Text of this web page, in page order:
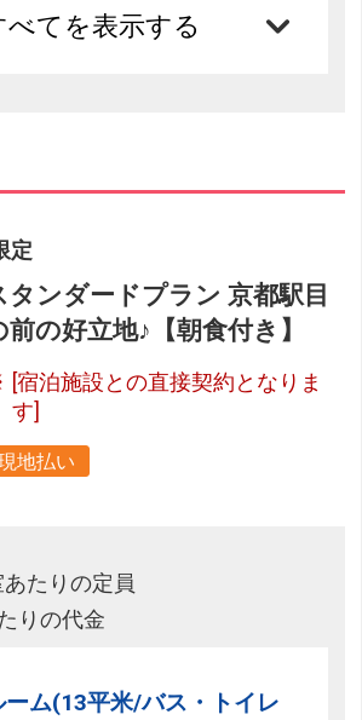
べてを表示する
定
タンダードプラン 京都駅目
前の好立地♪【朝食付き】
[宿泊施設との直接契約となりま
す]
地払い
たりの定員
りの代金
ム(13平米/バス・トイレ